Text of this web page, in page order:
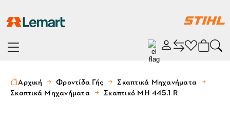
Αρχική Φροντίδα Γής
Σκαπτικά Μηχανήματα
Σκαπτικά Μηχανήματα
Σκαπτικό MH 445.1 R